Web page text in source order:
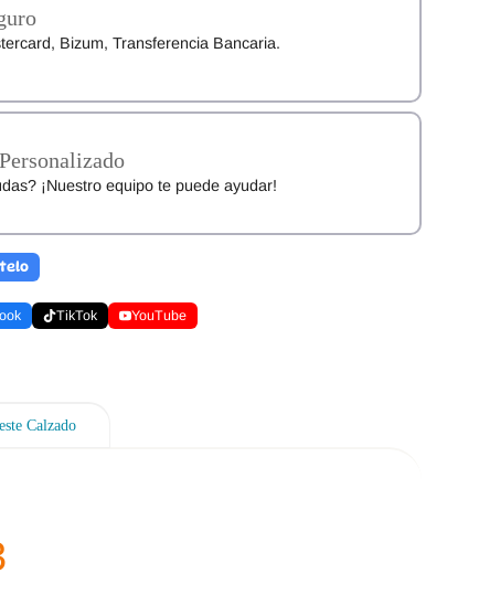
Bizum, Transferencia Bancaria.
¡Nuestro equipo te puede ayudar!
TikTok YouTube
Calzado